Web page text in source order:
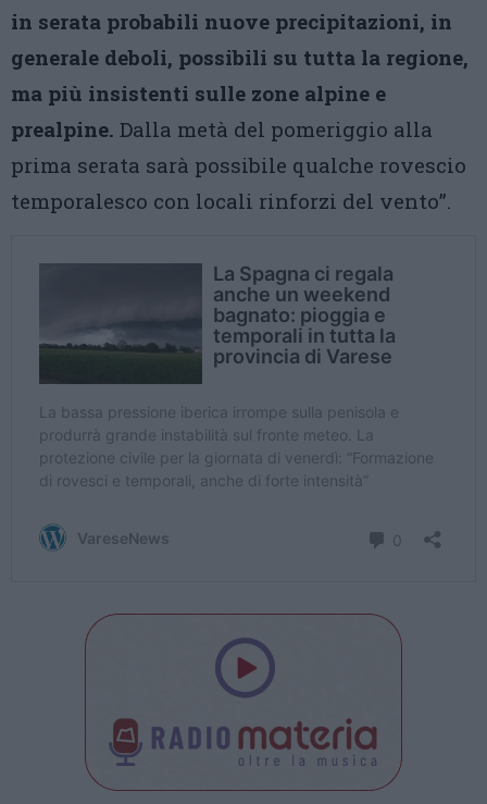
in serata probabili nuove precipitazioni, in
generale deboli, possibili su tutta la regione,
ma più insistenti sulle zone alpine e
prealpine. Dalla metà del pomeriggio alla
prima serata sarà possibile qualche rovescio
temporalesco con locali rinforzi del vento”.